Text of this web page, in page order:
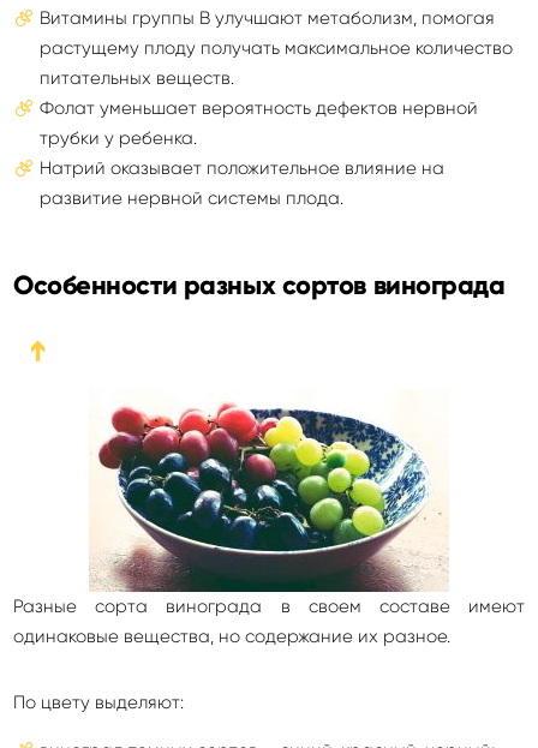
Витамины группы В улучшают метаболизм, помогая
растущему плоду получать максимальное количество
питательных веществ.
Фолат уменьшает вероятность дефектов нервной
трубки у ребенка.
Натрий оказывает положительное влияние на
развитие нервной системы плода.
Особенности разных сортов винограда
➔
Разные сорта винограда в своем составе имеют
одинаковые вещества, но содержание их разное.
По цвету выделяют: